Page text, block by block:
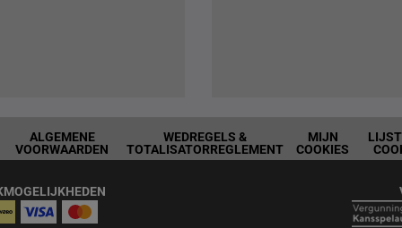
ALGEMENE
VOORWAARDEN
WEDREGELS &
TOTALISATORREGLEMENT
MIJN
COOKIES